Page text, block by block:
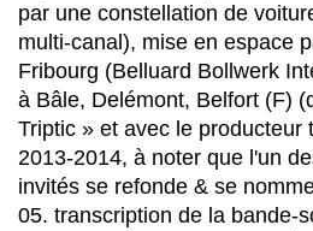
par une constellation de
multi-canal), mise en espace
Fribourg (Belluard Bollwerk
à Bâle, Delémont, Belfort (F)
Triptic » et avec le producteur
2013-2014, à noter que l'un
invités se refonde & se
05. transcription de la bande-